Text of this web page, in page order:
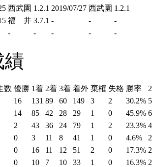
西武園 1.2.1 2019/07/27 西武園 1.2.1
福 井 3.7.1 - -
-
- - - - -
績
数 優勝 1着 2着 3着 着外 棄権 失格 勝率
16 131 89 60 149 3 2 30.2%
14 85 42 28 29 1 0 45.9%
2 43 36 24 79 1 2 23.3%
0 3 11 8 41 1 0 4.6%
0 16 11 12 51 2 0 17.3%
0 10 7 10 33 1 0 16.3%